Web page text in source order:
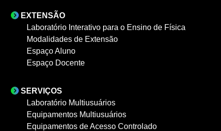
EXTENSÃO
Laboratório Interativo para o Ensino de Física
Modalidades de Extensão
Espaço Aluno
Espaço Docente
SERVIÇOS
Laboratório Multiusuários
Equipamentos Multiusuários
Equipamentos de Acesso Controlado